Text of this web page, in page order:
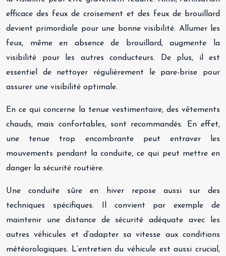
efficace des feux de croisement et des feux de brouillard
devient primordiale pour une bonne visibilité. Allumer les
feux, même en absence de brouillard, augmente la
visibilité pour les autres conducteurs. De plus, il est
essentiel de nettoyer régulièrement le pare-brise pour
assurer une visibilité optimale.
En ce qui concerne la tenue vestimentaire, des vêtements
chauds, mais confortables, sont recommandés. En effet,
une tenue trop encombrante peut entraver les
mouvements pendant la conduite, ce qui peut mettre en
danger la sécurité routière.
Une conduite sûre en hiver repose aussi sur des
techniques spécifiques. Il convient par exemple de
maintenir une distance de sécurité adéquate avec les
autres véhicules et d’adapter sa vitesse aux conditions
météorologiques. L’entretien du véhicule est aussi crucial,